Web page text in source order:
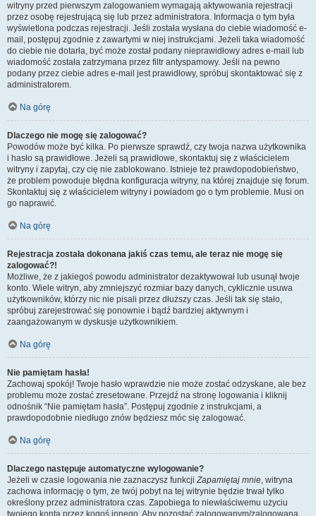
witryny przed pierwszym zalogowaniem wymagają aktywowania rejestracji
przez osobę rejestrującą się lub przez administratora. Informacja o tym była
wyświetlona podczas rejestracji. Jeśli została wysłana do ciebie wiadomość e-
mail, postępuj zgodnie z zawartymi w niej instrukcjami. Jeżeli taka wiadomość
do ciebie nie dotarła, być może został podany nieprawidłowy adres e-mail lub
wiadomość została zatrzymana przez filtr antyspamowy. Jeśli na pewno
podany przez ciebie adres e-mail jest prawidłowy, spróbuj skontaktować się z
administratorem.
Na górę
Dlaczego nie mogę się zalogować?
Powodów może być kilka. Po pierwsze sprawdź, czy twoja nazwa użytkownika
i hasło są prawidłowe. Jeżeli są prawidłowe, skontaktuj się z właścicielem
witryny i zapytaj, czy cię nie zablokowano. Istnieje też prawdopodobieństwo,
że problem powoduje błędna konfiguracja witryny, na której znajduje się forum.
Skontaktuj się z właścicielem witryny i powiadom go o tym problemie. Musi on
go naprawić.
Na górę
Rejestracja została dokonana jakiś czas temu, ale teraz nie mogę się
zalogować?!
Możliwe, że z jakiegoś powodu administrator dezaktywował lub usunął twoje
konto. Wiele witryn, aby zmniejszyć rozmiar bazy danych, cyklicznie usuwa
użytkowników, którzy nic nie pisali przez dłuższy czas. Jeśli tak się stało,
spróbuj zarejestrować się ponownie i bądź bardziej aktywnym i
zaangażowanym w dyskusje użytkownikiem.
Na górę
Nie pamiętam hasła!
Zachowaj spokój! Twoje hasło wprawdzie nie może zostać odzyskane, ale bez
problemu może zostać zresetowane. Przejdź na stronę logowania i kliknij
odnośnik “Nie pamiętam hasła”. Postępuj zgodnie z instrukcjami, a
prawdopodobnie niedługo znów będziesz móc się zalogować.
Na górę
Dlaczego następuje automatyczne wylogowanie?
Jeżeli w czasie logowania nie zaznaczysz funkcjiZapamiętaj mnie, witryna
zachowa informację o tym, że twój pobyt na tej witrynie będzie trwał tylko
określony przez administratora czas. Zapobiega to niewłaściwemu użyciu
twojego konta przez kogoś innego. Aby pozostać zalogowanym/zalogowaną,